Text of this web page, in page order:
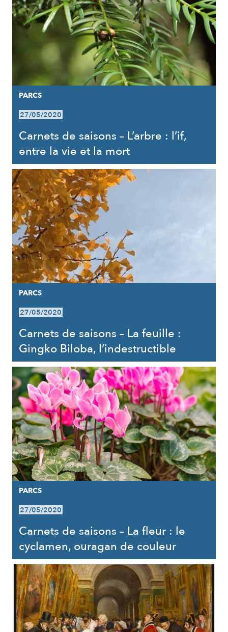
PARCS
27/05/2020
Carnets de saisons – L’arbre : l’if,
entre la vie et la mort
PARCS
27/05/2020
Carnets de saisons – La feuille :
Gingko Biloba, l’indestructible
PARCS
27/05/2020
Carnets de saisons – La fleur : le
cyclamen, ouragan de couleur